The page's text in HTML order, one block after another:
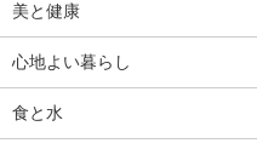
美と健康
心地よい暮らし
食と水